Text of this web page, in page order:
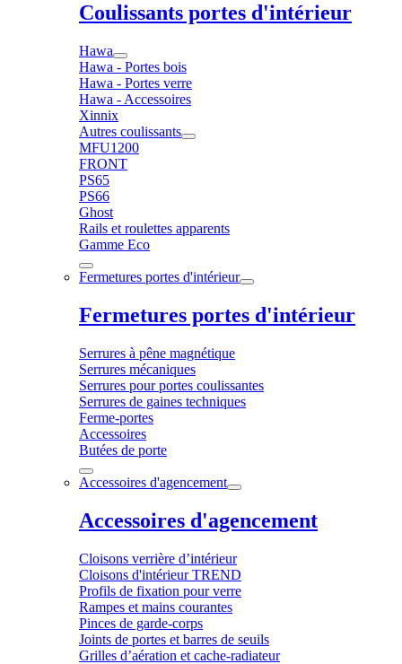
Coulissants portes d'intérieur
Hawa
Hawa - Portes bois
Hawa - Portes verre
Hawa - Accessoires
Xinnix
Autres coulissants
MFU1200
FRONT
PS65
PS66
Ghost
Rails et roulettes apparents
Gamme Eco
Fermetures portes d'intérieur
Fermetures portes d'intérieur
Serrures à pêne magnétique
Serrures mécaniques
Serrures pour portes coulissantes
Serrures de gaines techniques
Ferme-portes
Accessoires
Butées de porte
Accessoires d'agencement
Accessoires d'agencement
Cloisons verrière d’intérieur
Cloisons d'intérieur TREND
Profils de fixation pour verre
Rampes et mains courantes
Pinces de garde-corps
Joints de portes et barres de seuils
Grilles d’aération et cache-radiateur